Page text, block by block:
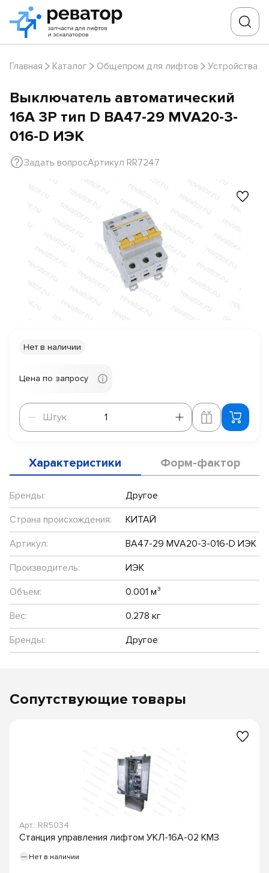
Главная Каталог Общепром для лифтов Устройства
Выключатель автоматический
16А 3P тип D ВА47-29 MVA20-3-
016-D ИЭК
Задать вопросАртикул RR7247
Нет в наличии
Цена по запросу
Штук
Штук
Характеристики Форм-фактор
Бренды:
Другое
Страна происхождения:
КИТАЙ
Артикул:
ВА47-29 MVA20-3-016-D ИЭК
Производитель:
ИЭК
Объем:
0.001 м³
Вес:
0.278 кг
Бренды:
Другое
Сопутствующие товары
Арт.: RR5034
Станция управления лифтом УКЛ-16А-02 КМЗ
Нет в наличии